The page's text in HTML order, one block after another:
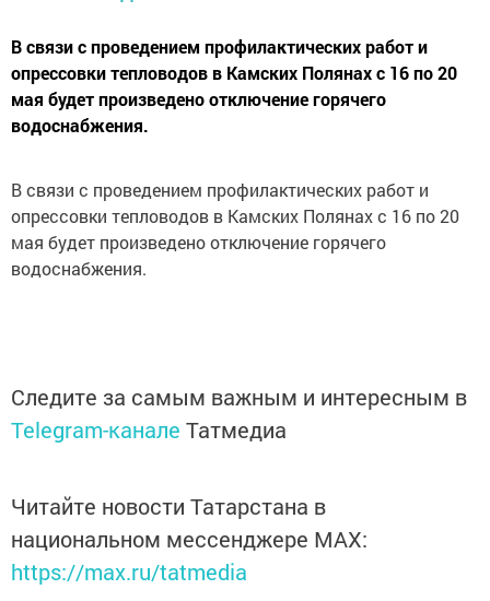
В связи с проведением профилактических работ и
опрессовки тепловодов в Камских Полянах с 16 по 20
мая будет произведено отключение горячего
водоснабжения.
В связи с проведением профилактических работ и
опрессовки тепловодов в Камских Полянах с 16 по 20
мая будет произведено отключение горячего
водоснабжения.
Следите за самым важным и интересным в
Telegram-канале Татмедиа
Читайте новости Татарстана в
национальном мессенджере MАХ:
https://max.ru/tatmedia